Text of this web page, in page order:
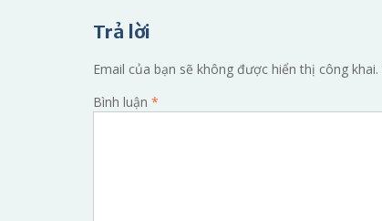
bài
viết
Trả lời
Email của bạn sẽ không được hiển thị công khai.
Bình luận *